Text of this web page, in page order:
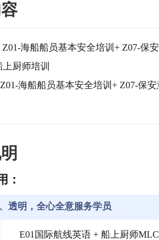
海船船员基本安全培训+ Z07-保
厨师培训
海船船员基本安全培训+ Z07-保
：
透明，全心全意服务学员
E01国际航线英语 + 船上厨师MLC